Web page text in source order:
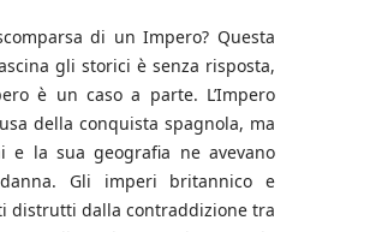
di un Impero? Questa
gli storici è senza risposta,
è un caso a parte. L’Impero
della conquista spagnola, ma
e la sua geografia ne avevano
Gli imperi britannico e
distrutti dalla contraddizione tra